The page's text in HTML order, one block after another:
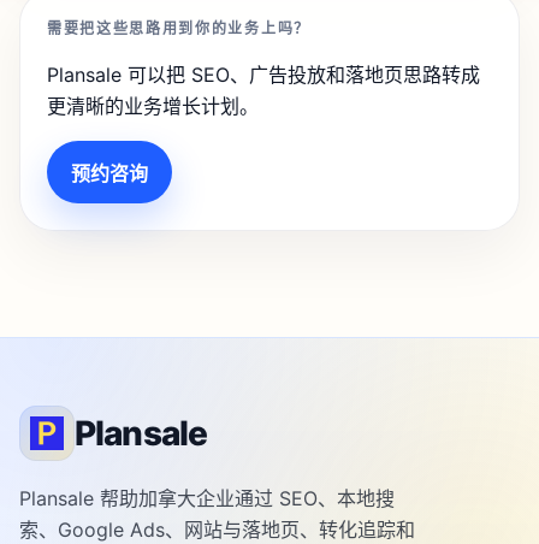
需要把这些思路用到你的业务上吗？
Plansale 可以把 SEO、广告投放和落地页思路转成
更清晰的业务增长计划。
预约咨询
Plansale
Plansale 帮助加拿大企业通过 SEO、本地搜
索、Google Ads、网站与落地页、转化追踪和